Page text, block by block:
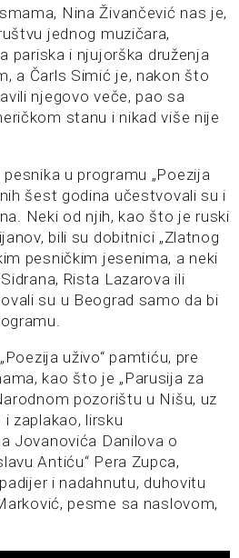
Nina Živančević nas je,
jednog muzičara,
pariska i njujorška druženja
a Čarls Simić je, nakon što
njegovo veče, pao sa
stanu i nikad više nije
u programu „Poezija
šest godina učestvovali su i
Neki od njih, kao što je ruski
bili su dobitnici „Zlatnog
pesničkim jesenima, a neki
Rista Lazarova ili
su u Beograd samo da bi
uživo“ pamtiću, pre
kao što je „Parusija za
pozorištu u Nišu, uz
zaplakao, lirsku
Jovanovića Danilova o
Antiću“ Pera Zupca,
i nadahnutu, duhovitu
pesme sa naslovom,